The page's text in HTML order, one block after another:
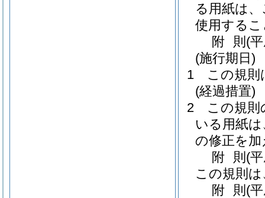
る用紙は
使用する
附 則 (
(施行期日)
1
この規則
(経過措置)
2
この規則
いる用紙
の修正を
附 則 (
この規則
附 則 (